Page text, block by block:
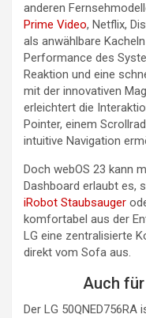
anderen
Prime Video, Netflix,
als anwählbare
Performance des
Reaktion und eine
mit der innovativen
erleichtert die
Pointer, einem
intuitive Navigation
Doch webOS 23 kann
Dashboard erlaubt es,
iRobot Staubsauger
komfortabel aus der
LG eine zentralisierte
direkt vom Sofa aus.
Auch
Der LG